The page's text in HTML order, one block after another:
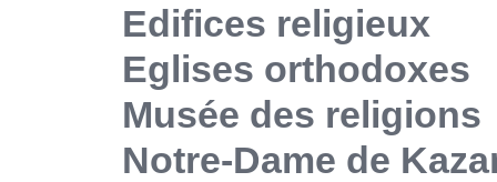
Edifices religieux
Eglises orthodoxes
Musée des religions
Notre-Dame de